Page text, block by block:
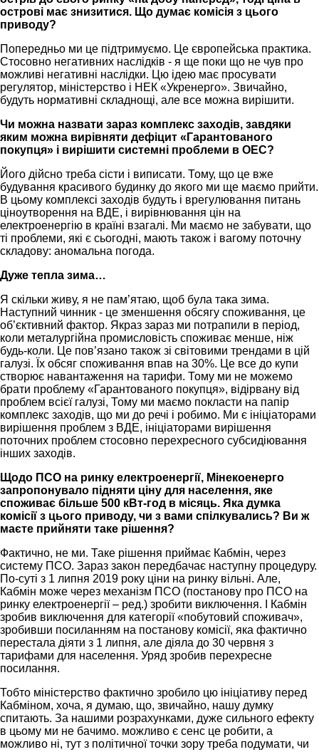
острові має знизитися. Що думає комісія з цього
приводу?
Попередньо ми це підтримуємо. Це європейська практика.
Стосовно негативних наслідків - я ще поки що не чув про
можливі негативні наслідки. Цю ідею має просувати
регулятор, міністерство і НЕК «Укренерго». Звичайно,
будуть нормативні складнощі, але все можна вирішити.
Чи можна назвати зараз комплекс заходів, завдяки
яким можна вирівняти дефіцит «Гарантованого
покупця» і вирішити системні проблеми в ОЕС?
Його дійсно треба сісти і виписати. Тому, що це вже
будування красивого будинку до якого ми ще маємо прийти.
В цьому комплексі заходів будуть і врегулювання питань
ціноутворення на ВДЕ, і вирівнювання цін на
електроенергію в країні взагалі. Ми маємо не забувати, що
ті проблеми, які є сьогодні, мають також і вагому поточну
складову: аномальна погода.
Дуже тепла зима…
Я скільки живу, я не пам’ятаю, щоб була така зима.
Наступний чинник - це зменшення обсягу споживання, це
об’єктивний фактор. Якраз зараз ми потрапили в період,
коли металургійна промисловість споживає менше, ніж
будь-коли. Це пов’язано також зі світовими трендами в цій
галузі. Їх обсяг споживання впав на 30%. Це все до купи
створює навантаження на тарифи. Тому ми не можемо
брати проблему «Гарантованого покупця», відірвану від
проблем всієї галузі, Тому ми маємо покласти на папір
комплекс заходів, що ми до речі і робимо. Ми є ініціаторами
вирішення проблем з ВДЕ, ініціаторами вирішення
поточних проблем стосовно перехресного субсидіювання
інших заходів.
Щодо ПСО на ринку електроенергії, Мінекоенерго
запропонувало підняти ціну для населення, яке
споживає більше 500 кВт-год в місяць. Яка думка
комісії з цього приводу, чи з вами спілкувались? Ви ж
маєте прийняти таке рішення?
Фактично, не ми. Таке рішення приймає Кабмін, через
систему ПСО. Зараз закон передбачає наступну процедуру.
По-суті з 1 липня 2019 року ціни на ринку вільні. Але,
Кабмін може через механізм ПСО (постанову про ПСО на
ринку електроенергії – ред.) зробити виключення. І Кабмін
зробив виключення для категорії «побутовий споживач»,
зробивши посиланням на постанову комісії, яка фактично
перестала діяти з 1 липня, але діяла до 30 червня з
тарифами для населення. Уряд зробив перехресне
посилання.
Тобто міністерство фактично зробило цю ініціативу перед
Кабміном, хоча, я думаю, що, звичайно, нашу думку
спитають. За нашими розрахунками, дуже сильного ефекту
в цьому ми не бачимо. можливо є сенс це робити, а
можливо ні, тут з політичної точки зору треба подумати, чи